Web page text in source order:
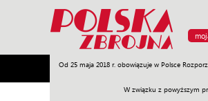
Od 25 maja 2018 r. obowiązuje w Polsce
W związku z powyższym
Armia Poligon Sprzęt Misje